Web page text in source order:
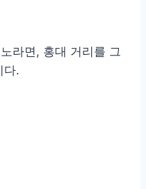
라면, 홍대 거리를 그
다.